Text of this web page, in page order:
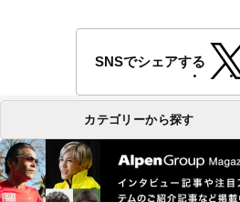
SNSでシェアする
カテゴリーから探す